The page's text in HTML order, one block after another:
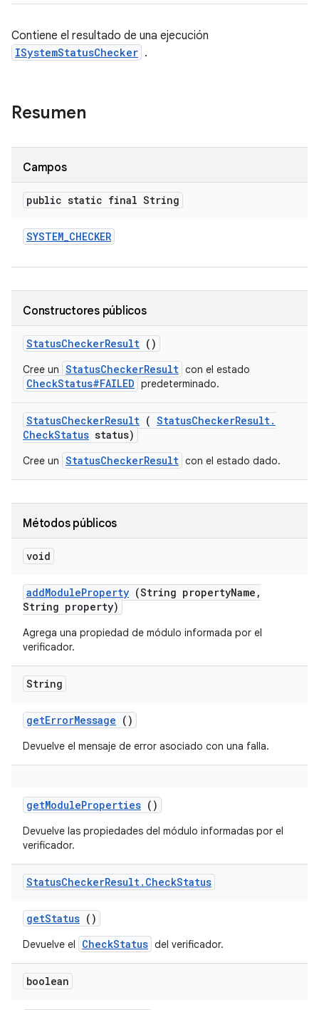
Contiene el resultado de una ejecución
ISystemStatusChecker .
Resumen
Campos
public static final String
SYSTEM_CHECKER
Constructores públicos
StatusCheckerResult ()
Cree un StatusCheckerResult con el estado
CheckStatus#FAILED predeterminado.
StatusCheckerResult ( StatusCheckerResult.
CheckStatus status)
Cree un StatusCheckerResult con el estado dado.
Métodos públicos
void
addModuleProperty (String propertyName ,
String property)
Agrega una propiedad de módulo informada por el
verificador.
String
getErrorMessage ()
Devuelve el mensaje de error asociado con una falla.
getModuleProperties ()
Devuelve las propiedades del módulo informadas por el
verificador.
StatusCheckerResult. CheckStatus
getStatus ()
Devuelve el CheckStatus del verificador.
boolean